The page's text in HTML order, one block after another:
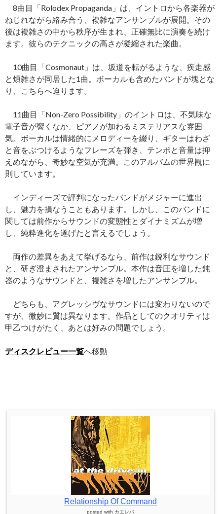
8曲目「Rolodex Propaganda」は、イントロから各楽器が
ねじれながら絡み合う、複雑なアンサンブルが展開。その
後は複雑さの中から秩序が生まれ、正確無比に演奏を続け
ます。彼らのテクニックの高さが凝縮された楽曲。
10曲目「Cosmonaut」は、坂道を転がるような、疾走感
と煩雑さが同居した1曲。ボーカルも含めたバンドが塊とな
り、こちらへ迫ります。
11曲目「Non-Zero Possibility」のイントロは、不気味な
電子音が響くなか、ピアノが加わるミステリアスな雰囲
気。ボーカルは情緒的にメロディーを綴り、ギターはわざ
と音をぶつけるようなフレーズを弾き、テンポと音量は抑
えめながら、奇妙な空気が充満。このアルバムの世界観に
則しています。
インディーズで評判になったバンドがメジャーに進出
し、魅力を損なうこともあります。しかし、このバンドに
関しては前作からサウンドの変態性とダイナミズムが増
し、純粋進化を遂げたと言えるでしょう。
両作の差異をあえて挙げるなら、前作は鋭利なサウンド
と、研ぎ澄まされたアンサンブル。本作は音圧を増した鈍
器のようなサウンドと、複雑さを増したアンサンブル。
どちらも、アグレッシヴなサウンドには変わりないので
すが、微妙に質は異なります。作品としてのクオリティは
甲乙つけがたく、あとは好みの問題でしょう。
ディスクレビュー一覧へ移動
Relationship Of Command
posted with カエレバ